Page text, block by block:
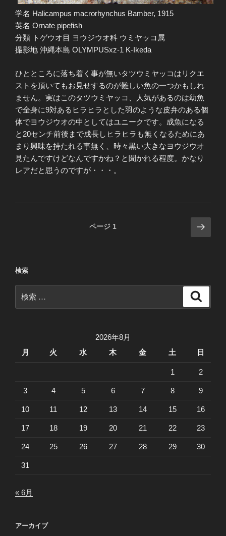
学名 Halicampus macrorhynchus Bamber, 1915
英名 Ornate pipefish
分類 トゲウオ目 ヨウジウオ科 ウミヤッコ属
撮影地 沖縄本島 OLYMPUSxz-1 K-Ikeda
ひとところに落ち着く事が無いタツウミヤッコはリクエ
ストを頂いてもお見せするのが難しい魚の一つかもしれ
ません。実はこのタツウミヤッコ、人気があるのは幼魚
で全身に9対あるヒラヒラとした羽のような皮弁のある個
体でヨウジウオの中としてはユニークです。成魚になる
と20センチ前後まで成長しヒラヒラも無くなるためにあ
まり興味を持たれる事無く、時々黒い大きなヨウジウオ
見たんですけどなんですかね？と聞かれる程度。かなり
レアだと思うのですが・・・。
ビ
ー
シ
ページ 1
次
の
検索
索:
2026年8月
月
火 水 木 金 土 日
1 2
3 4 5 6 7 8 9
10 11 12 13 14 15 16
17 18 19 20 21 22 23
24 25 26 27 28 29 30
31
« 6月
アーカイブ